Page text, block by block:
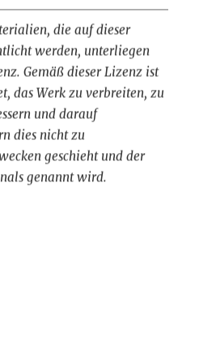
die auf dieser
werden, unterliegen
Gemäß dieser Lizenz ist
das Werk zu verbreiten, zu
und darauf
dies nicht zu
geschieht und der
genannt wird.